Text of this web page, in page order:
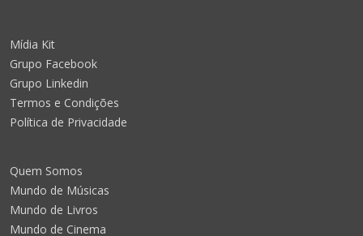
Mídia Kit
Grupo Facebook
Grupo Linkedin
Termos e Condições
Política de Privacidade
Quem Somos
Mundo de Músicas
Mundo de Livros
Mundo de Cinema